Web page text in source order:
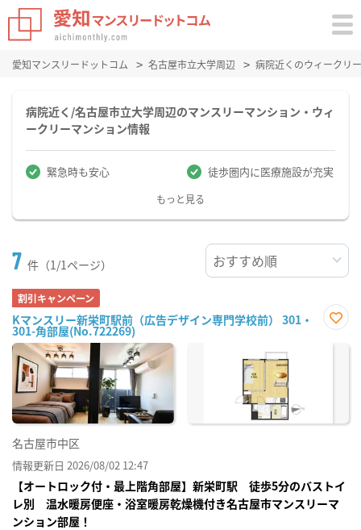
愛知マンスリードットコム 名古屋市立大学周辺 病院近くのウィークリ
病院近く/名古屋市立大学周辺のマンスリーマンション・ウィ
ークリーマンション情報
緊急時も安心 徒歩圏内に医療施設が充実
もっと見る
7 件（1/1ページ）
割引キャンペーン
Kマンスリー新栄町駅前（広告デザイン専門学校前） 301・
301-角部屋(No.722269)
に入
名古屋市中区
情報更新日 2026/08/02 12:47
【オートロック付・最上階角部屋】新栄町駅 徒歩5分のバストイ
レ別 温水暖房便座・浴室暖房乾燥機付き名古屋市マンスリーマ
ンション部屋！